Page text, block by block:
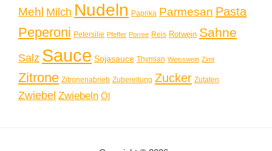
Mehl Milch Nudeln Paprika Parmesan Pasta
Peperoni Petersilie Pfeffer Porree Reis Rotwein Sahne
Salz Sauce Sojasauce Thymian Weisswein Zimt
Zitrone Zitronenabrieb Zubereitung Zucker Zutaten
Zwiebel Zwiebeln Öl